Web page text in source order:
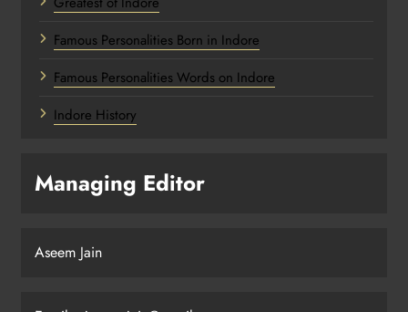
Famous Personalities Born in Indore
Famous Personalities Words on Indore
Indore History
Managing Editor
Aseem Jain